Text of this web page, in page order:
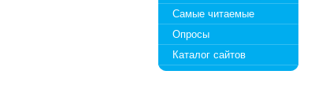
Самые читаемые
Опросы
Каталог сайтов